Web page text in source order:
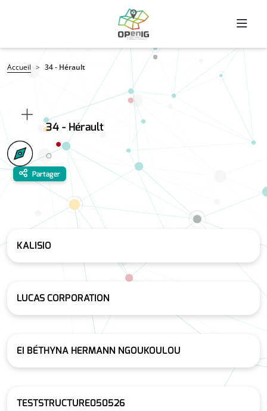
Fil d'Ariane
Accueil 34 - Hérault
34 - Hérault
Partager
KALISIO
LUCAS CORPORATION
EI BÉTHYNA HERMANN NGOUKOULOU
TESTSTRUCTURE050526